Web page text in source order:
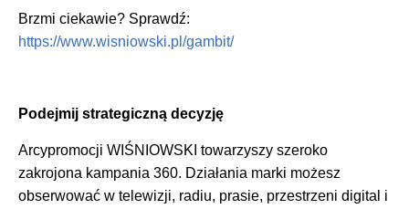
Brzmi ciekawie? Sprawdź:
https://www.wisniowski.pl/gambit/
Podejmij strategiczną decyzję
Arcypromocji WIŚNIOWSKI towarzyszy szeroko
zakrojona kampania 360. Działania marki możesz
obserwować w telewizji, radiu, prasie, przestrzeni digital i